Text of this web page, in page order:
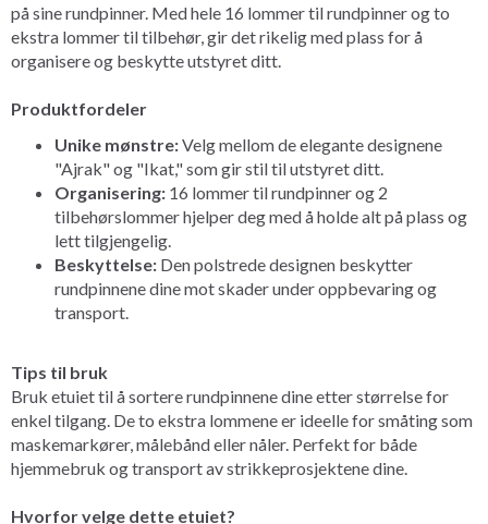
på sine rundpinner. Med hele 16 lommer til rundpinner og to
ekstra lommer til tilbehør, gir det rikelig med plass for å
organisere og beskytte utstyret ditt.
Produktfordeler
Unike mønstre:Velg mellom de elegante designene
"Ajrak" og "Ikat," som gir stil til utstyret ditt.
Organisering: 16 lommer til rundpinner og 2
tilbehørslommer hjelper deg med å holde alt på plass og
lett tilgjengelig.
Beskyttelse: Den polstrede designen beskytter
rundpinnene dine mot skader under oppbevaring og
transport.
Tips til bruk
Bruk etuiet til å sortere rundpinnene dine etter størrelse for
enkel tilgang. De to ekstra lommene er ideelle for småting som
maskemarkører, målebånd eller nåler. Perfekt for både
hjemmebruk og transport av strikkeprosjektene dine.
Hvorfor velge dette etuiet?